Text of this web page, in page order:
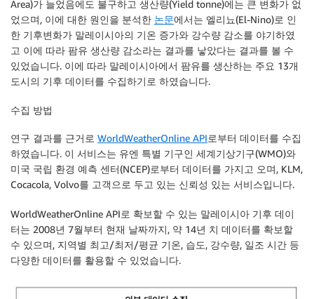
Area)가 늘었음에도 불구하고 생산량(Yield tonne)에는 큰 변화가 없
었으며, 이에 대한 원인을 분석한 논문에서는 엘리뇨(El-Nino)로 인
한 기후변화가 말레이시아의 기온 증가와 강수량 감소를 야기하였
고 이에 따라 팜유 생산량 감소라는 결과를 낳았다는 결과를 볼 수
있었습니다. 이에 따라 말레이시아에서 팜유를 생산하는 주요 13개
도시의 기후 데이터를 수집하기로 하였습니다.
수집 방법
연구 결과를 근거로 WorldWeatherOnline API로부터 데이터를 수집
하였습니다. 이 서비스는 유엔 특별 기구인 세계기상기구(WMO)와
미국 국립 환경 예측 센터(NCEP)로부터 데이터를 가지고 오며, KLM,
Cocacola, Volvo를 고객으로 두고 있는 신뢰성 있는 서비스입니다.
WorldWeatherOnline API로 확보할 수 있는 말레이시아 기후 데이
터는 2008년 7월부터 현재 날짜까지, 약 14년 치 데이터를 확보할
수 있으며, 지역별 최고/최저/평균 기온, 습도, 강수량, 일조 시간 등
다양한 데이터를 활용할 수 있었습니다.